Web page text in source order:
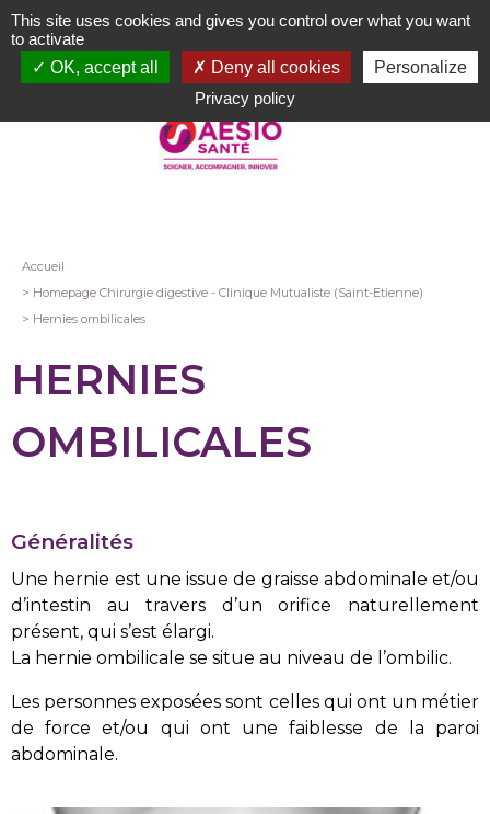
Aller
au
contenu
Fil
d'Ariane
Accueil
Homepage Chirurgie digestive - Clinique Mutualiste (Saint-Etienne)
Hernies ombilicales
HERNIES
OMBILICALES
Généralités
Une hernie est une issue de graisse abdominale et/ou
d’intestin au travers d’un orifice naturellement
présent, qui s’est élargi.
La hernie ombilicale se situe au niveau de l’ombilic.
Les personnes exposées sont celles qui ont un métier
de force et/ou qui ont une faiblesse de la paroi
abdominale.
This site uses cookies and gives you control over what you want
to activate
OK, accept all
Deny all cookies
Personalize
Privacy policy